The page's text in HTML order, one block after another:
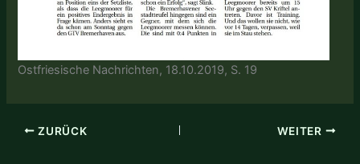
Ostfriesische Nachrichten, 18.10.2019, S. 19
ZURÜCK WEITER